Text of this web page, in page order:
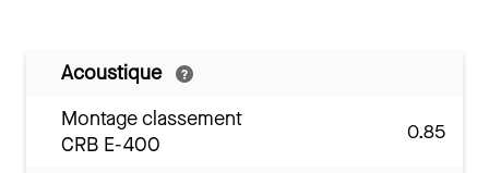
Acoustique
Montage classement
CRB E-400
0.85